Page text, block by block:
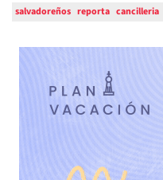
salvadoreños reporta cancilleria